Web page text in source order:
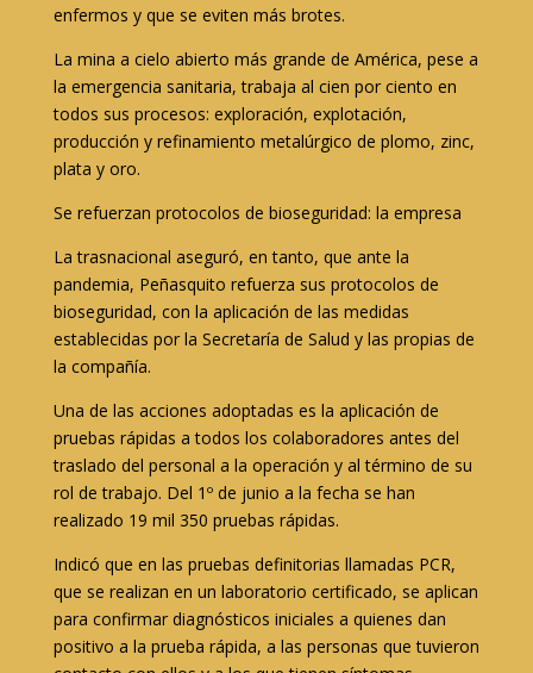
enfermos y que se eviten más brotes.
La mina a cielo abierto más grande de América, pese a
la emergencia sanitaria, trabaja al cien por ciento en
todos sus procesos: exploración, explotación,
producción y refinamiento metalúrgico de plomo, zinc,
plata y oro.
Se refuerzan protocolos de bioseguridad: la empresa
La trasnacional aseguró, en tanto, que ante la
pandemia, Peñasquito refuerza sus protocolos de
bioseguridad, con la aplicación de las medidas
establecidas por la Secretaría de Salud y las propias de
la compañía.
Una de las acciones adoptadas es la aplicación de
pruebas rápidas a todos los colaboradores antes del
traslado del personal a la operación y al término de su
rol de trabajo. Del 1º de junio a la fecha se han
realizado 19 mil 350 pruebas rápidas.
Indicó que en las pruebas definitorias llamadas PCR,
que se realizan en un laboratorio certificado, se aplican
para confirmar diagnósticos iniciales a quienes dan
positivo a la prueba rápida, a las personas que tuvieron